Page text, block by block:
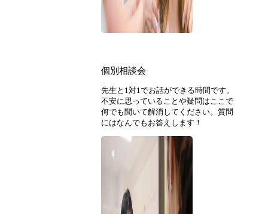
個別相談会
先生と1対1でお話ができる時間です。
不安に思っていることや疑問はここで
何でも聞いて解消してください。質問
にはなんでもお答えします！